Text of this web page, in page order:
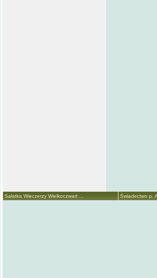
Sałatka Wieczerzy Wielkoczwart ... Świadectwo p.